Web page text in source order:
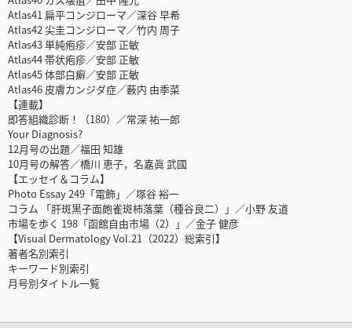
Atlas41 扁平コンジローマ／深谷 早希
Atlas42 尖圭コンジローマ／竹内 周子
Atlas43 単純疱疹／安部 正敏
Atlas44 帯状疱疹／安部 正敏
Atlas45 体部白癬／安部 正敏
Atlas46 皮膚カンジダ症／薮内 由季菜
【連載】
即答組織診断！（180）／常深 祐一郎
Your Diagnosis?
12月号の出題／福田 知雄
10月号の解答／橋川 恵子，名嘉眞 武國
【エッセイ＆コラム】
Photo Essay 249「電飾」／塚谷 裕一
コラム 「肝斑黒子面皰雀斑柿落葉（種谷良二）」／小野 友道
市場を歩く 198「函館自由市場（2）」／金子 健彦
【Visual Dermatology Vol.21（2022）総索引】
著者名別索引
キーワード別索引
月号別タイトル一覧